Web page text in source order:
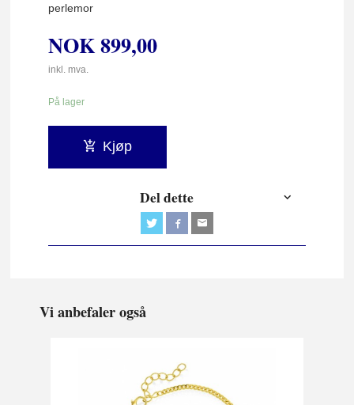
perlemor
NOK899,00
inkl. mva.
På lager
Kjøp
Del dette
Vi anbefaler også